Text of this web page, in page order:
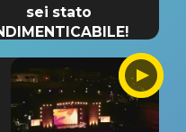
sei stato